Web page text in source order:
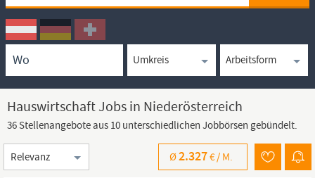
Ortssuche
Umkreissuche
Arbeitsform
Hauswirtschaft Jobs in Niederösterreich
36 Stellenangebote aus 10 unterschiedlichen Jobbörsen gebündelt.
Sortierung
Ø2.327€ / M.